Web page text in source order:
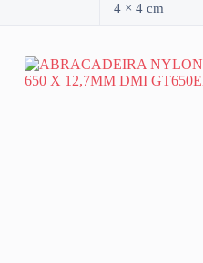
4 × 4 cm